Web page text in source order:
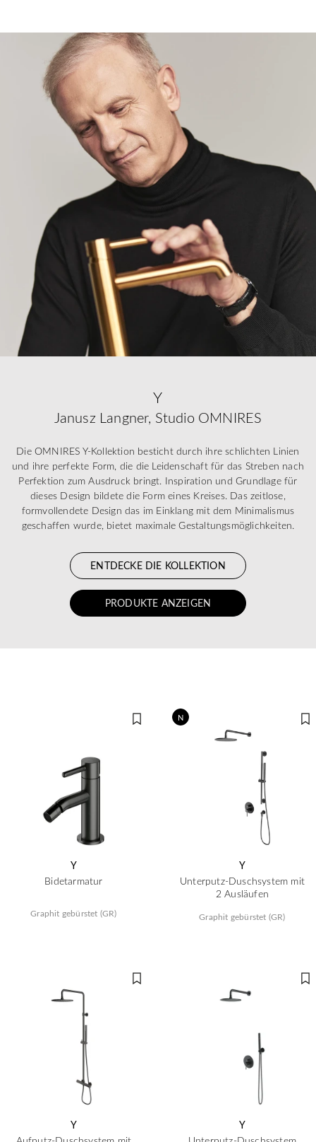
Y
Janusz Langner, Studio OMNIRES
Die OMNIRES Y-Kollektion besticht durch ihre schlichten Linien
und ihre perfekte Form, die die Leidenschaft für das Streben nach
Perfektion zum Ausdruck bringt. Inspiration und Grundlage für
dieses Design bildete die Form eines Kreises. Das zeitlose,
formvollendete Design das im Einklang mit dem Minimalismus
geschaffen wurde, bietet maximale Gestaltungsmöglichkeiten.
ENTDECKE DIE KOLLEKTION
PRODUKTE ANZEIGEN
Y
Bidetarmatur
Graphit gebürstet (GR)
N
Y
Unterputz-Duschsystem mit
2 Ausläufen
Graphit gebürstet (GR)
Y
Y